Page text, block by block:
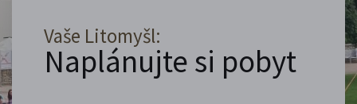
Vaše Litomyšl:
Naplánujte si pobyt